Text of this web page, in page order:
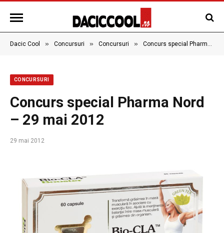
Dacic Cool » Concursuri » Concursuri » Concurs special Pharma Nord – 29 mai 2012
CONCURSURI
Concurs special Pharma Nord
– 29 mai 2012
29 mai 2012